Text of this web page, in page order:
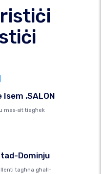
.SALON
mas-sit tiegħek
tad-Dominju
tagħna għall-